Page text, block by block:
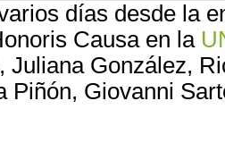
días desde la
Causa en la
Juliana González,
Piñón, Giovanni